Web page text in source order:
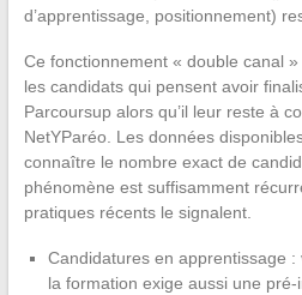
d’apprentissage, positionnement)
Ce fonctionnement « double canal
les candidats qui pensent avoir
Parcoursup alors qu’il leur reste à
NetYParéo. Les données
connaître le nombre exact de
phénomène est suffisamment
pratiques récents le signalent.
Candidatures en apprentissage
la formation exige aussi une